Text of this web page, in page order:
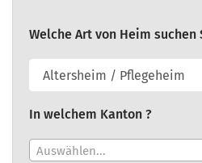
Welche Art von Heim suchen
In welchem Kanton ?
Auswählen...